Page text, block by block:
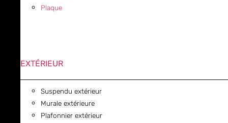
Plaque
EXTÉRIEUR
Suspendu extérieur
Murale extérieure
Plafonnier extérieur